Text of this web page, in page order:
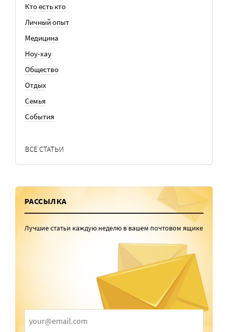
Кто есть кто
Личный опыт
Медицина
Ноу-хау
Общество
Отдых
Семья
События
ВСЕ СТАТЬИ
РАССЫЛКА
Лучшие статьи каждую неделю в вашем почтовом ящике